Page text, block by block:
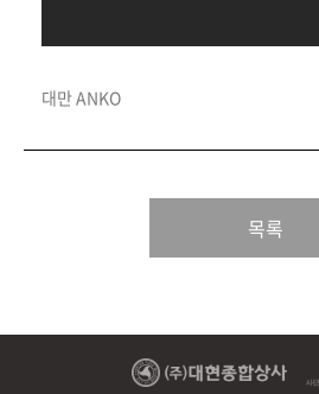
대만 ANKO
목록